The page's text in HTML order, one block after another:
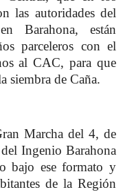
las autoridades del
Barahona, están
parceleros con el
al CAC, para que
siembra de Caña.
Marcha del 4, de
Ingenio Barahona
bajo ese formato y
de la Región